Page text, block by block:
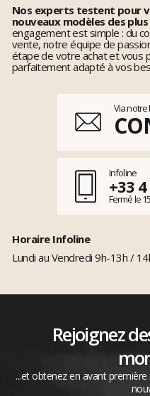
Nos experts testent pour
nouveaux modèles des
engagement est simple : du
vente, notre équipe de
étape de votre achat et vous
parfaitement adapté à vos
Via notre
Infoline
+33
Fermé le
Horaire Infoline
Lundi au Vendredi 9h-13h /
Rejoignez
...et obtenez en avant